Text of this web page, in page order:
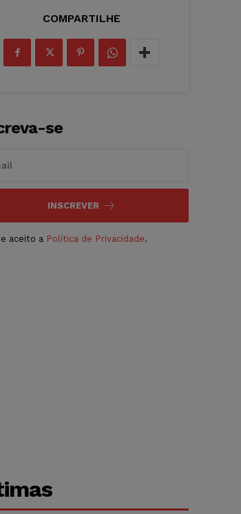
COMPARTILHE
se
INSCREVER
e aceito a Política de Privacidade.